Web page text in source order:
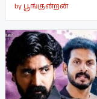
by பூங்குன்றன்